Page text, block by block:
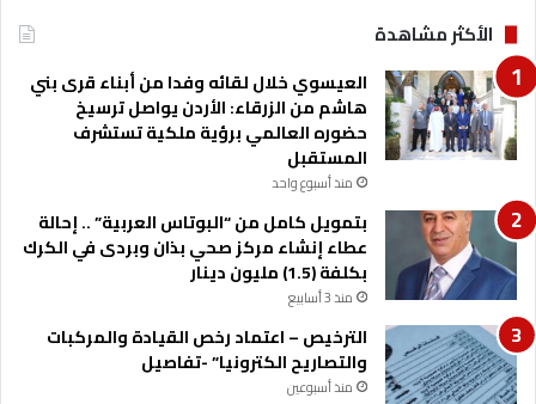
ك
ا
ن
ا
ل
و
ا
ع
ر
دً
ا
”
الأكثر مشاهدة
العيسوي خلال لقائه وفدا من أبناء قرى بني
هاشم من الزرقاء: الأردن يواصل ترسيخ
حضوره العالمي برؤية ملكية تستشرف
المستقبل
منذ أسبوع واحد
بتمويل كامل من “البوتاس العربية” .. إحالة
عطاء إنشاء مركز صحي بذان وبردى في الكرك
بكلفة (1.5) مليون دينار
منذ 3 أسابيع
الترخيص – اعتماد رخص القيادة والمركبات
والتصاريح الكترونيا” -تفاصيل
منذ أسبوعين